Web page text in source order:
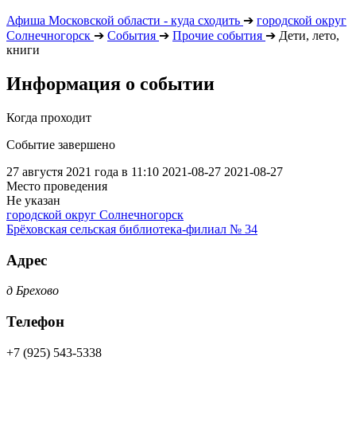
Афиша Московской области - куда сходить ➔ городской округ
Солнечногорск ➔ События ➔ Прочие события ➔ Дети, лето,
книги
Информация о событии
Когда проходит
Событие завершено
27 августя 2021 года в 11:10 2021-08-27 2021-08-27
Место проведения
Не указан
городской округ Солнечногорск
Брёховская сельская библиотека-филиал № 34
Адрес
д Брехово
Телефон
+7 (925) 543-5338